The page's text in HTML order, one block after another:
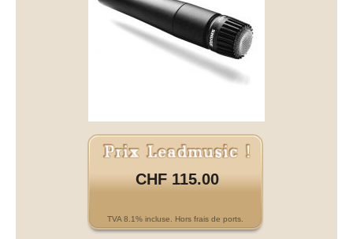
CHF 115.00
TVA 8.1% incluse. Hors frais de ports.